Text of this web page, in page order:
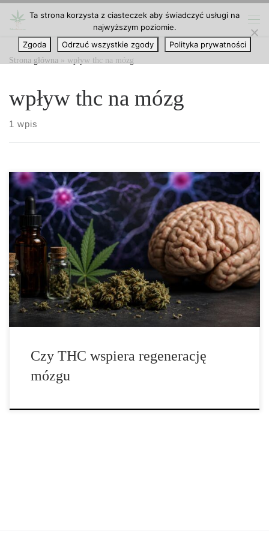
Przejdź do treści
Strona główna » wpływ thc na mózg
wpływ thc na mózg
1 wpis
THC a neurogeneza – wpływ tetrahydrokannabinolu na
powstawanie nowych neuronów w mózgu Wprowadzenie Przez
wiele lat naukowcy byli przekonani, że ludzki mózg po
zakończeniu okresu rozwoju nie jest zdolny do tworzenia nowych
komórek nerwowych. Uważano, że człowiek rodzi się z określoną
liczbą neuronów, które stopniowo tracone są wraz z wiekiem, […]
Czy THC wspiera regenerację
mózgu
Ta strona korzysta z ciasteczek aby świadczyć usługi na
najwyższym poziomie.
Zgoda
Odrzuć wszystkie zgody Polityka prywatności